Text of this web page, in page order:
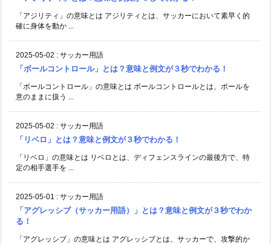
「アジリティ」の意味とは アジリティとは、サッカーにおいて素早く的
確に身体を動か ...
2025-05-02 : サッカー用語
「ボールコントロール」とは？意味と例文が３秒でわかる！
「ボールコントロール」の意味とは ボールコントロールとは、ボールを
意のままに扱う ...
2025-05-02 : サッカー用語
「リベロ」とは？意味と例文が３秒でわかる！
「リベロ」の意味とは リベロとは、ディフェンスラインの最後方で、特
定の相手選手を ...
2025-05-01 : サッカー用語
「アグレッシブ（サッカー用語）」とは？意味と例文が３秒でわか
る！
「アグレッシブ」の意味とは アグレッシブとは、サッカーで、攻撃的か